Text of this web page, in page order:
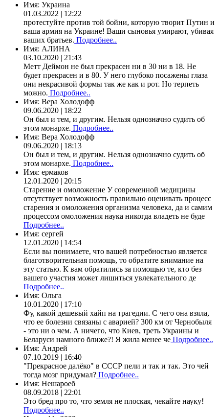
Имя: Украина
01.03.2022 | 12:22
протестуйте против той бойни, которую творит Путин и
ваша армия на Украине! Ваши сыновья умирают, убивая
ваших братьев. Подробнее..
Имя: АЛИНА
03.10.2020 | 21:43
Метт Деймон не был прекрасен ни в 30 ни в 18. Не
будет прекрасен и в 80. У него глубоко посажены глаза
они некрасивой формы так же как и рот. Но терпеть
можно. Подробнее..
Имя: Вера Холодофф
09.06.2020 | 18:22
Он был и тем, и другим. Нельзя однозначно судить об
этом монархе. Подробнее..
Имя: Вера Холодофф
09.06.2020 | 18:13
Он был и тем, и другим. Нельзя однозначно судить об
этом монархе. Подробнее..
Имя: ермаков
12.01.2020 | 20:15
Старение и омоложение У современной медицины
отсутствует возможность правильно оценивать процесс
старения и омоложения организма человека, да и самим
процессом омоложения наука никогда владеть не буде
Подробнее..
Имя: сергей
12.01.2020 | 14:54
Если вы понимаете, что вашей потребностью является
благотворительная помощь, то обратите внимание на
эту статью. К вам обратились за помощью те, кто без
вашего участия может лишиться увлекательного де
Подробнее..
Имя: Ольга
10.01.2020 | 17:10
Фу, какой дешевый хайп на трагедии. С чего она взяла,
что ее болезни связаны с аварией? 300 км от Чернобыля
- это ни о чем. А ничего, что Киев, треть Украины и
Беларуси намного ближе?! Я жила менее че Подробнее..
Имя: Андрей
07.10.2019 | 16:40
"Прекрасное далёко" в СССР пели и так и так. Это чей
тогда мозг придумал? Подробнее..
Имя: Нешароеб
08.09.2018 | 22:01
Это бред про то, что земля не плоская, чекайте науку!
Подробнее..